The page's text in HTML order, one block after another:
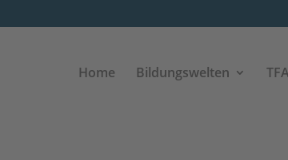
Home Bildungswelten